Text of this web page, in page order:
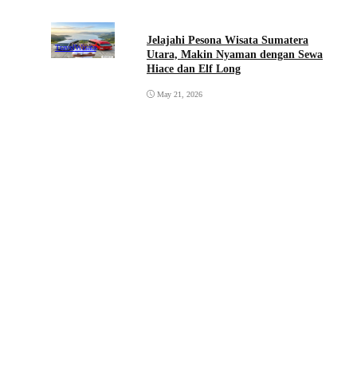
TravelWisata
Jelajahi Pesona Wisata Sumatera
Utara, Makin Nyaman dengan Sewa
Hiace dan Elf Long
May 21, 2026